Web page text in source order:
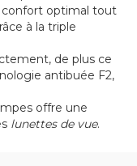
optimal tout
à la triple
de plus ce
antibuée F2,
offre une
lunettes de vue.